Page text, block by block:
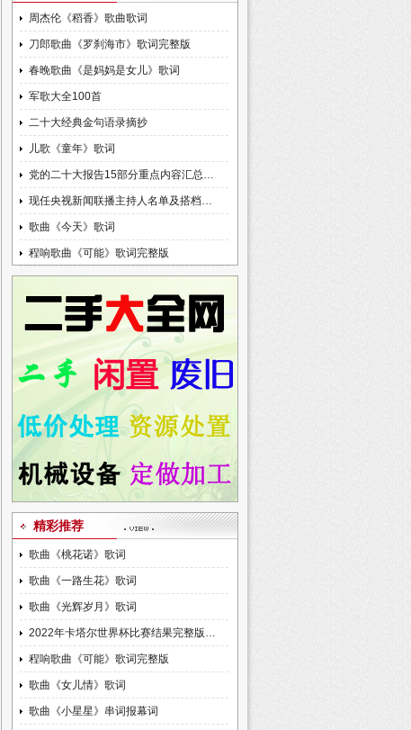
周杰伦《稻香》歌曲歌词
刀郎歌曲《罗刹海市》歌词完整版
春晚歌曲《是妈妈是女儿》歌词
军歌大全100首
二十大经典金句语录摘抄
儿歌《童年》歌词
党的二十大报告15部分重点内容汇总…
现任央视新闻联播主持人名单及搭档…
歌曲《今天》歌词
程响歌曲《可能》歌词完整版
精彩推荐
歌曲《桃花诺》歌词
歌曲《一路生花》歌词
歌曲《光辉岁月》歌词
2022年卡塔尔世界杯比赛结果完整版…
程响歌曲《可能》歌词完整版
歌曲《女儿情》歌词
歌曲《小星星》串词报幕词